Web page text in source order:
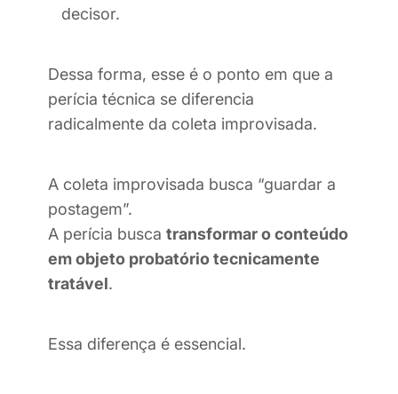
decisor.
Dessa forma, esse é o ponto em que a
perícia técnica se diferencia
radicalmente da coleta improvisada.
A coleta improvisada busca “guardar a
postagem”.
A perícia busca transformar o conteúdo
em objeto probatório tecnicamente
tratável.
Essa diferença é essencial.